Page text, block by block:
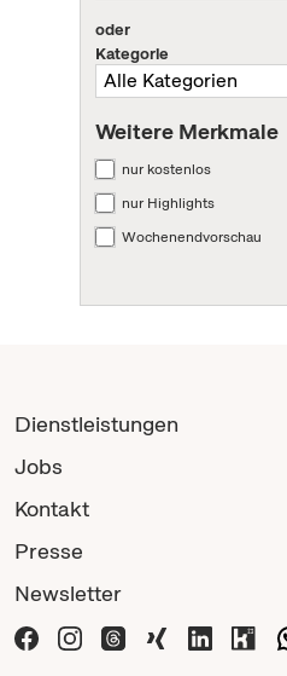
oder
Kategorie
Weitere Merkmale
nur kostenlos
nur Highlights
Wochenendvorschau
Dienstleistungen
Jobs
Kontakt
Presse
Newsletter